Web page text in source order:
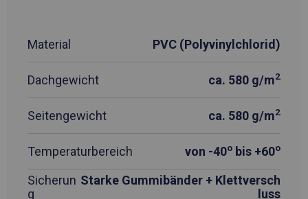
Material PVC (Polyvinylchlorid)
Dachgewicht ca. 580 g/m2
Seitengewicht ca. 580 g/m2
Temperaturbereich von -40o bis +60o
Sicherun
g
Starke Gummibänder + Klettversch
luss